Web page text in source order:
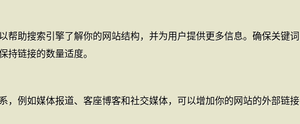
帮助搜索引擎了解你的网站结构，并为用户提供更多信息。确保关键词
持链接的数量适度。
，例如媒体报道、客座博客和社交媒体，可以增加你的网站的外部链接